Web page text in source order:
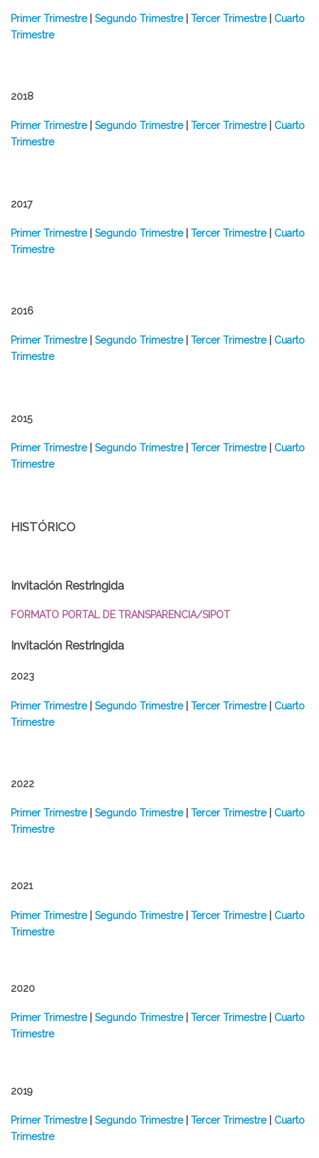
Primer Trimestre| Segundo Trimestre| Tercer Trimestre| Cuarto
Trimestre
2018
Primer Trimestre| Segundo Trimestre| Tercer Trimestre| Cuarto
Trimestre
2017
Primer Trimestre| Segundo Trimestre| Tercer Trimestre| Cuarto
Trimestre
2016
Primer Trimestre| Segundo Trimestre| Tercer Trimestre| Cuarto
Trimestre
2015
Primer Trimestre| Segundo Trimestre| Tercer Trimestre| Cuarto
Trimestre
HISTÓRICO
Invitación Restringida
FORMATO PORTAL DE TRANSPARENCIA/SIPOT
Invitación Restringida
2023
Primer Trimestre| Segundo Trimestre| Tercer Trimestre| Cuarto
Trimestre
2022
Primer Trimestre| Segundo Trimestre| Tercer Trimestre| Cuarto
Trimestre
2021
Primer Trimestre| Segundo Trimestre| Tercer Trimestre| Cuarto
Trimestre
2020
Primer Trimestre| Segundo Trimestre| Tercer Trimestre
Cuarto
Trimestre
2019
Primer Trimestre| Segundo Trimestre| Tercer Trimestre| Cuarto
Trimestre